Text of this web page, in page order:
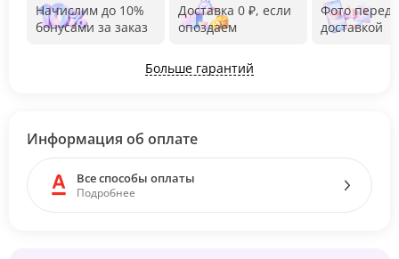
Начислим до 10%
бонусами за заказ
Доставка 0 ₽, если
опоздаем
Фото перед
доставкой
Больше гарантий
Информация об оплате
Все способы оплаты
Подробнее